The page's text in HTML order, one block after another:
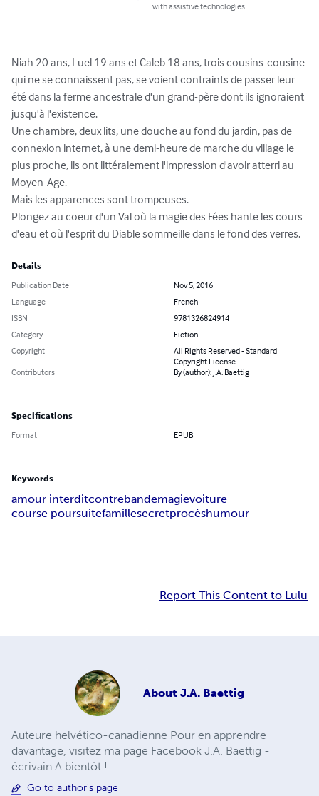
with assistive technologies.
Niah 20 ans, Luel 19 ans et Caleb 18 ans, trois cousins-cousine
qui ne se connaissent pas, se voient contraints de passer leur
été dans la ferme ancestrale d'un grand-père dont ils ignoraient
jusqu'à l'existence.
Une chambre, deux lits, une douche au fond du jardin, pas de
connexion internet, à une demi-heure de marche du village le
plus proche, ils ont littéralement l'impression d'avoir atterri au
Moyen-Age.
Mais les apparences sont trompeuses.
Plongez au coeur d'un Val où la magie des Fées hante les cours
d'eau et où l'esprit du Diable sommeille dans le fond des verres.
Details
Publication Date
Nov 5, 2016
Language
French
ISBN
9781326824914
Category
Fiction
Copyright
All Rights Reserved - Standard
Copyright License
Contributors
By (author): J.A. Baettig
Specifications
Format EPUB
Keywords
amour interditcontrebandemagievoiture
course poursuitefamillesecretprocèshumour
Report This Content to Lulu
About J.A. Baettig
Auteure helvético-canadienne Pour en apprendre
davantage, visitez ma page Facebook J.A. Baettig -
écrivain A bientôt !
Go to author's page